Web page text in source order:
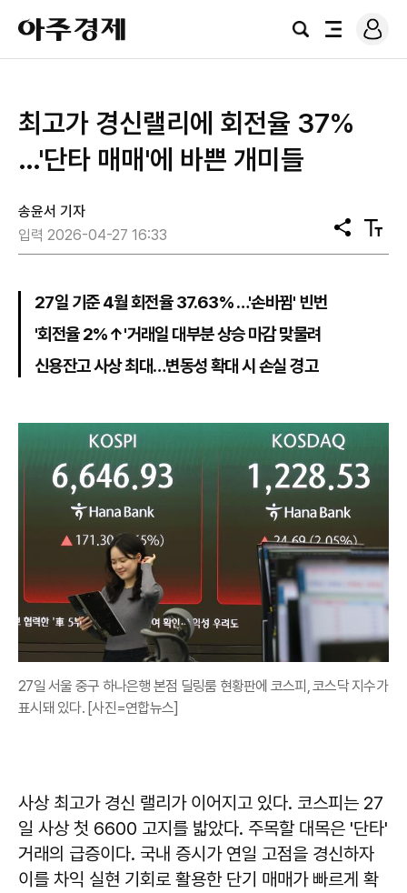
아
주
경
검
전
로
그
최고가 경신랠리에 회전율 37%
…'단타 매매'에 바쁜 개미들
송윤서 기자
입력 2026-04-27 16:33
공
유
텍
스
27일 기준 4월 회전율 37.63% …'손바뀜' 빈번
'회전율 2%↑'거래일 대부분 상승 마감 맞물려
신용잔고 사상 최대…변동성 확대 시 손실 경고
27일 서울 중구 하나은행 본점 딜링룸 현황판에 코스피, 코스닥 지수가
표시돼 있다. [사진=연합뉴스]
사상 최고가 경신 랠리가 이어지고 있다. 코스피는 27
일 사상 첫 6600 고지를 밟았다. 주목할 대목은 '단타'
거래의 급증이다. 국내 증시가 연일 고점을 경신하자
이를 차익 실현 기회로 활용한 단기 매매가 빠르게 확